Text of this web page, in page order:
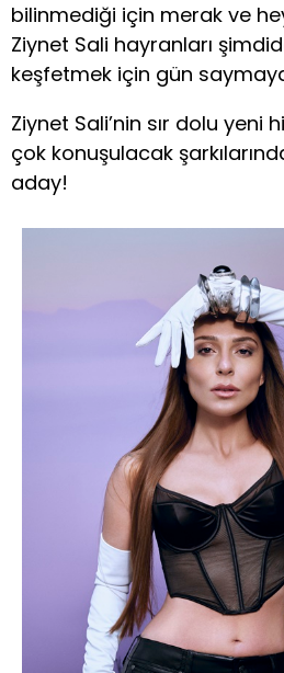
bilinmediği için merak ve
Ziynet Sali hayranları
keşfetmek için gün
Ziynet Sali’nin sır dolu yeni
çok konuşulacak
aday!